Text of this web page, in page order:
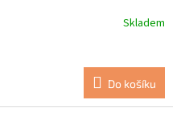
Skladem
Do košíku